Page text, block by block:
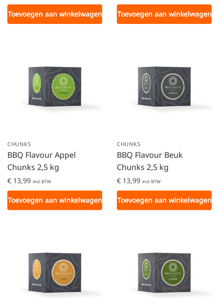
Toevoegen aan winkelwagen Toevoegen aan winkelwagen
CHUNKS
BBQ Flavour Appel
Chunks 2,5 kg
€ 13,99 incl. BTW
Toevoegen aan winkelwagen
CHUNKS
BBQ Flavour Beuk
Chunks 2,5 kg
€ 13,99 incl. BTW
Toevoegen aan winkelwagen